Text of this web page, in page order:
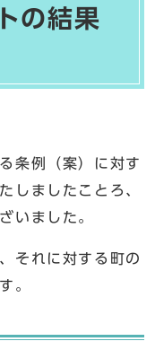
の結果
条例（案）に対す
しましたことろ、
いました。
それに対する町の
。